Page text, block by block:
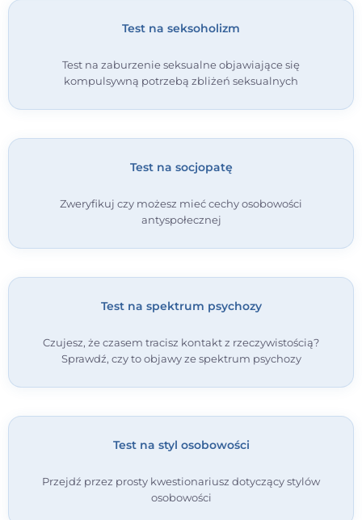
Test na seksoholizm
Test na zaburzenie seksualne objawiające się
kompulsywną potrzebą zbliżeń seksualnych
Test na socjopatę
Zweryfikuj czy możesz mieć cechy osobowości
antyspołecznej
Test na spektrum psychozy
Czujesz, że czasem tracisz kontakt z rzeczywistością?
Sprawdź, czy to objawy ze spektrum psychozy
Test na styl osobowości
Przejdź przez prosty kwestionariusz dotyczący stylów
osobowości